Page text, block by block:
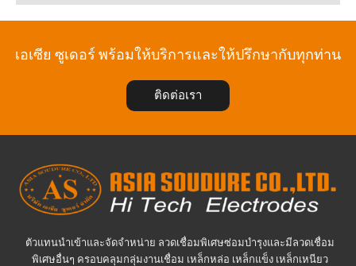
เอเซีย ซูเดอร์ พร้อมให้บริการและให้ปรึกษากับทุกท่าน
ติดต่อเรา
ตัวแทนนำเข้าและจัดจำหน่าย ลวดเชื่อมพิเศษซ่อมบำรุงและมีลวดเชื่อม
พิเศษอื่นๆ ครอบคลุมกลุ่มงานเชื่อม เหล็กหล่อ เหล็กแข็ง เหล็กเหนียว